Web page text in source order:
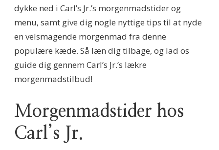
dykke ned i Carl’s Jr.’s morgenmadstider og
menu, samt give dig nogle nyttige tips til at nyde
en velsmagende morgenmad fra denne
populære kæde. Så læn dig tilbage, og lad os
guide dig gennem Carl’s Jr.’s lækre
morgenmadstilbud!
Morgenmadstider hos
Carl’s Jr.